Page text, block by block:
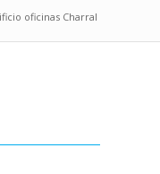
oficinas Charral